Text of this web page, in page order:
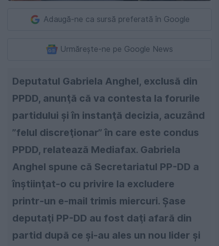
Adaugă-ne ca sursă preferată în Google
Urmărește-ne pe Google News
Deputatul Gabriela Anghel, exclusă din
PPDD, anunţă că va contesta la forurile
partidului şi în instanţă decizia, acuzând
”felul discreţionar” în care este condus
PPDD, relatează Mediafax. Gabriela
Anghel spune că Secretariatul PP-DD a
înştiinţat-o cu privire la excludere
printr-un e-mail trimis miercuri. Şase
deputaţi PP-DD au fost daţi afară din
partid după ce şi-au ales un nou lider şi